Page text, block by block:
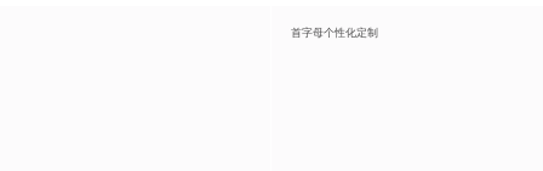
首字母个性化定制